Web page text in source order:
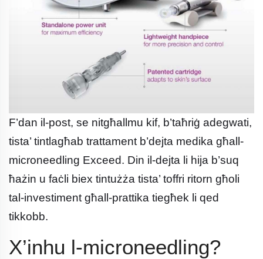
F’dan il-post, se nitgħallmu kif, b’taħriġ adegwati,
tista’ tintlagħab trattament b’dejta medika għall-
microneedling Exceed. Din il-dejta li hija b’suq
ħażin u faċli biex tintużża tista’ toffri ritorn għoli
tal-investiment għall-prattika tiegħek li qed
tikkobb.
X’inhu l-microneedling?